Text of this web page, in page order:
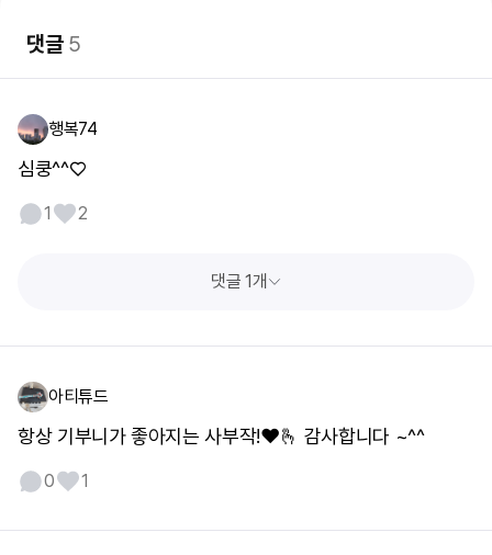
댓글5
행복74
심쿵^^♡
1 2
댓글 1개
아티튜드
항상 기부니가 좋아지는 사부작!❤️🫰 감사합니다 ~^^
0 1